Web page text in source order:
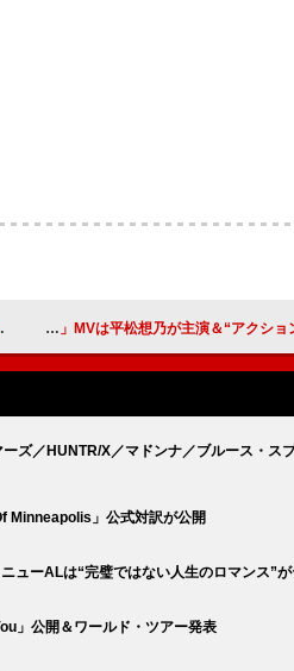
AKASAKI、新曲「アクション」MVは平松想乃が主演＆
ズ／HUNTR/X／マドンナ／ブルース・ス
Minneapolis」公式対訳が公開
ーALは“完璧ではない人生のロマンス”が
」公開＆ワールド・ツアー発表